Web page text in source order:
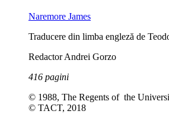
Naremore James
Traducere din limba engleză de
Redactor Andrei Gorzo
416 pagini
© 1988, The Regents of the
© TACT, 2018